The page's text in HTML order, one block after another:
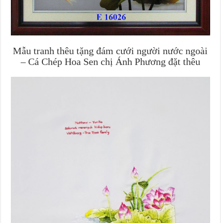
Mẫu tranh thêu tặng đám cưới người nước ngoài
– Cá Chép Hoa Sen chị Ánh Phương đặt thêu